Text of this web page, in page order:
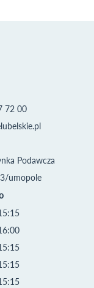
72 00
Podawcza
umopole